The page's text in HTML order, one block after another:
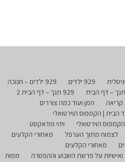
929 ילדים
929 ילדים – חנוכה
929 תנך – דף הבית 2
קריאה
המן ועוד כמה צוררים
הבית | הקמפוס הוירטואלי
הוירטואלי
ויהי פודאקסט
לצמוח מתוך הערפל
מאחורי הקלעים
מאחורי הקלעים
על פרשת השבוע וההפטרה
מפות